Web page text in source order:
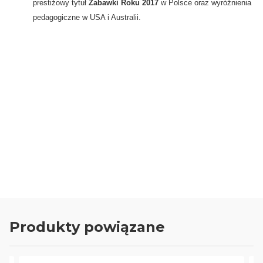
prestiżowy tytuł Zabawki Roku 2017 w Polsce oraz wyróżnienia
pedagogiczne w USA i Australii.
Produkty powiązane